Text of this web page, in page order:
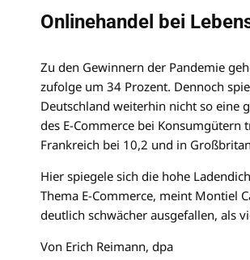
Onlinehandel bei
Zu den Gewinnern der Pandemie
zufolge um 34 Prozent. Dennoch
Deutschland weiterhin nicht so eine
des E-Commerce bei
Frankreich bei 10,2 und in
Hier spiegele sich die hohe
Thema E-Commerce, meint Montiel
deutlich schwächer ausgefallen, als
Von Erich Reimann, dpa